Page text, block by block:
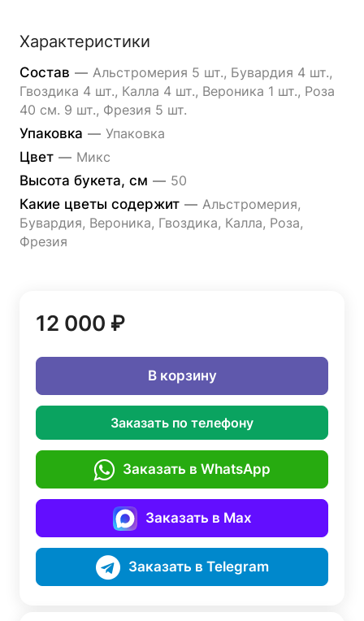
Характеристики
Состав — Альстромерия 5 шт., Бувардия 4 шт.,
Гвоздика 4 шт., Калла 4 шт., Вероника 1 шт., Роза
40 см. 9 шт., Фрезия 5 шт.
Упаковка — Упаковка
Цвет — Микс
Высота букета, см — 50
Какие цветы содержит — Альстромерия,
Бувардия, Вероника, Гвоздика, Калла, Роза,
Фрезия
12 000 ₽
В корзину
Заказать по телефону
Заказать в WhatsApp
Заказать в Max
Заказать в Telegram